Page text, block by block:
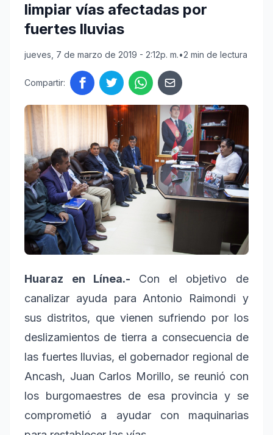
limpiar vías afectadas por
fuertes lluvias
jueves, 7 de marzo de 2019 - 2:12p. m.•2 min de lectura
Compartir:
Huaraz en Línea.- Con el objetivo de
canalizar ayuda para Antonio Raimondi y
sus distritos, que vienen sufriendo por los
deslizamientos de tierra a consecuencia de
las fuertes lluvias, el gobernador regional de
Ancash, Juan Carlos Morillo, se reunió con
los burgomaestres de esa provincia y se
comprometió a ayudar con maquinarias